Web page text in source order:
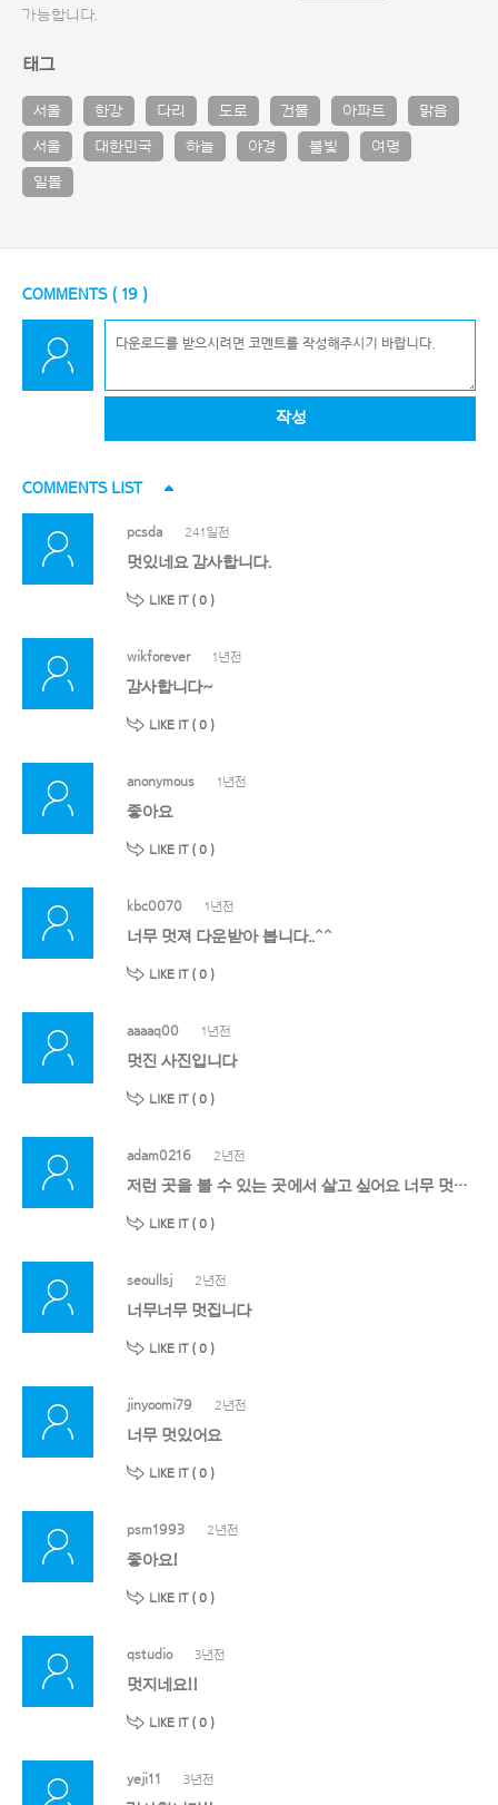
가능합니다.
태그
서울 한강 다리 도로 건물 아파트 맑음
서울 대한민국 하늘 야경 불빛 여명
일몰
COMMENTS ( 19 )
작성
COMMENTS LIST
pcsda 241일전
멋있네요 감사합니다.
LIKE IT ( 0 )
wikforever 1년전
감사합니다~
LIKE IT ( 0 )
anonymous 1년전
좋아요
LIKE IT ( 0 )
kbc0070 1년전
너무 멋져 다운받아 봅니다..^^
LIKE IT ( 0 )
aaaaq00 1년전
멋진 사진입니다
LIKE IT ( 0 )
adam0216 2년전
저런 곳을 볼 수 있는 곳에서 살고 싶어요 너무 멋있어요
LIKE IT ( 0 )
seoullsj 2년전
너무너무 멋집니다
LIKE IT ( 0 )
jinyoomi79 2년전
너무 멋있어요
LIKE IT ( 0 )
psm1993 2년전
좋아요!
LIKE IT ( 0 )
qstudio 3년전
멋지네요!!
LIKE IT ( 0 )
yeji11 3년전